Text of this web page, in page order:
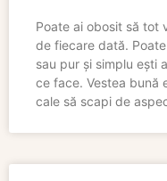
Poate ai obosit să tot
de fiecare dată.
sau pur și simplu ești
ce face. Vestea bună
cale să scapi de